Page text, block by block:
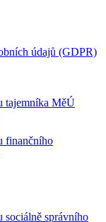
údajů (GDPR)
tajemníka MěÚ
finančního
sociálně správního